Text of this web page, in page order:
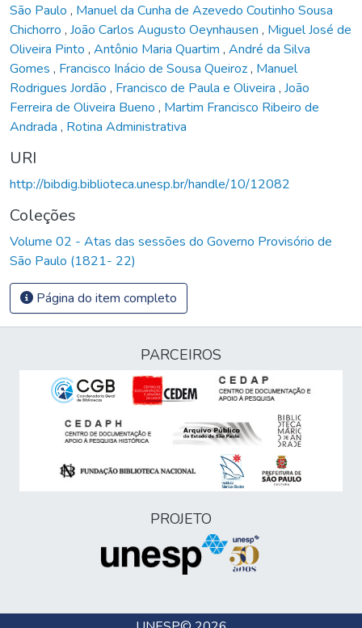
São Paulo , Manuel da Cunha de Azevedo Coutinho Sousa
Chichorro , João Carlos Augusto Oeynhausen , Miguel José de
Oliveira Pinto , Antônio Maria Quartim , André da Silva
Gomes , Francisco Inácio de Sousa Queiroz, Manuel
Rodrigues Jordão , Francisco de Paula e Oliveira , João
Ferreira de Oliveira Bueno , Martim Francisco Ribeiro de
Andrada , Rotina Administrativa
URI
http://bibdig.biblioteca.unesp.br/handle/10/12082
Coleções
Volume 02 - Atas das sessões do Governo Provisório de
São Paulo (1821- 22)
Página do item completo
PARCEIROS
PROJETO